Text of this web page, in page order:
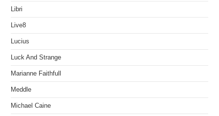
Libri
Live8
Lucius
Luck And Strange
Marianne Faithfull
Meddle
Michael Caine